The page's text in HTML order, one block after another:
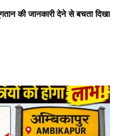
की जानकारी देने से बचता दिखा